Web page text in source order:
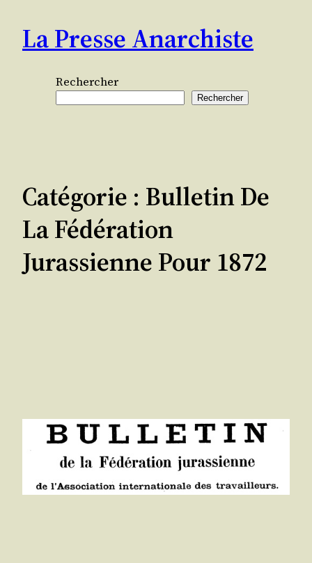
contenu
La Presse Anarchiste
Rechercher
Rechercher
Catégorie : Bulletin De
La Fédération
Jurassienne Pour 1872